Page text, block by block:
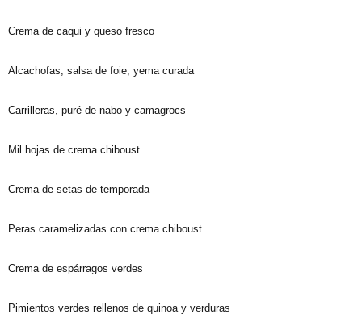
Crema de caqui y queso fresco
Alcachofas, salsa de foie, yema curada
Carrilleras, puré de nabo y camagrocs
Mil hojas de crema chiboust
Crema de setas de temporada
Peras caramelizadas con crema chiboust
Crema de espárragos verdes
Pimientos verdes rellenos de quinoa y verduras